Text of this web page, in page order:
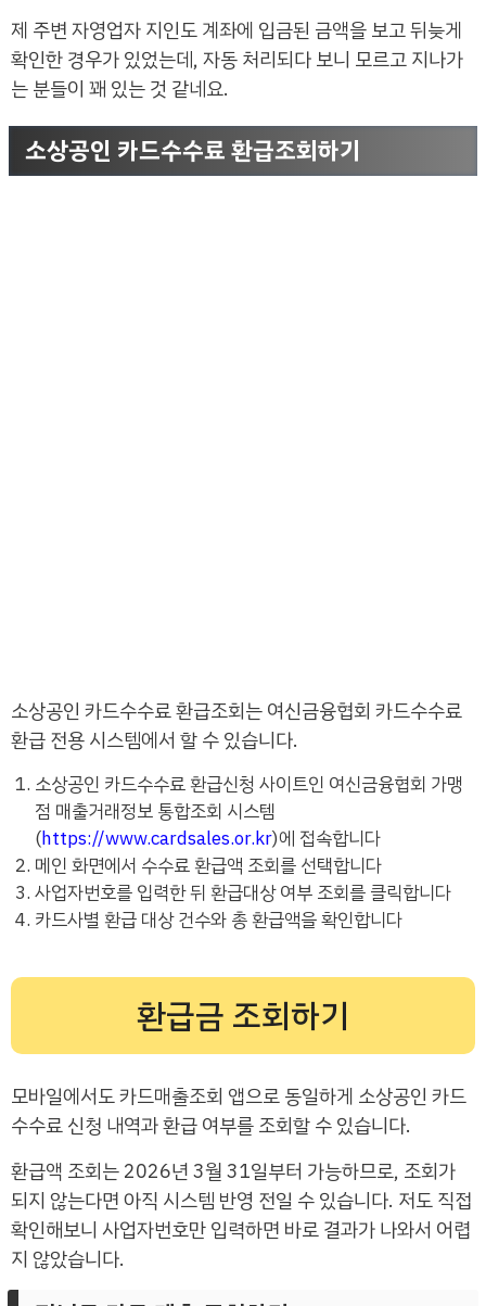
제 주변 자영업자 지인도 계좌에 입금된 금액을 보고 뒤늦게
확인한 경우가 있었는데, 자동 처리되다 보니 모르고 지나가
는 분들이 꽤 있는 것 같네요.
소상공인 카드수수료 환급조회하기
소상공인 카드수수료 환급조회는 여신금융협회 카드수수료
환급 전용 시스템에서 할 수 있습니다.
소상공인 카드수수료 환급신청 사이트인 여신금융협회 가맹
점 매출거래정보 통합조회 시스템
(https://www.cardsales.or.kr)에 접속합니다
메인 화면에서 수수료 환급액 조회를 선택합니다
사업자번호를 입력한 뒤 환급대상 여부 조회를 클릭합니다
카드사별 환급 대상 건수와 총 환급액을 확인합니다
환급금 조회하기
모바일에서도 카드매출조회 앱으로 동일하게 소상공인 카드
수수료 신청 내역과 환급 여부를 조회할 수 있습니다.
환급액 조회는 2026년 3월 31일부터 가능하므로, 조회가
되지 않는다면 아직 시스템 반영 전일 수 있습니다. 저도 직접
확인해보니 사업자번호만 입력하면 바로 결과가 나와서 어렵
지 않았습니다.